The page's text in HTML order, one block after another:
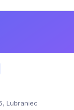
Lubraniec